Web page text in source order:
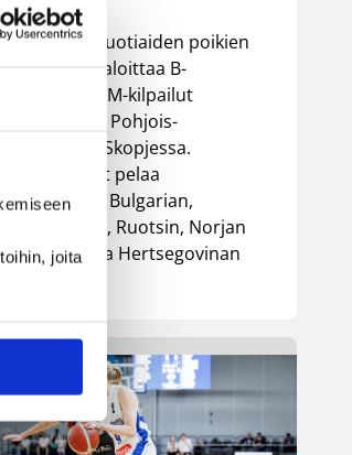
joita
Suomen 16-vuotiaiden poikien
aloittaa B-
divisioonan EM-kilpailut
torstaina 6.8. Pohjois-
Makedonian Skopjessa.
Sudenpennut pelaa
Bulgarian,
Luxemburgin, Ruotsin, Norjan
Bosnia ja Hertsegovinan